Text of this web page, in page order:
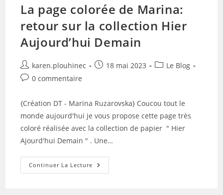
La page colorée de Marina:
retour sur la collection Hier
Aujourd’hui Demain
Auteur/autrice
de
karen.plouhinec
Publication
18 mai 2023
PostLe Blog
Commentaires
publication :
0 commentaire
{Création DT - Marina Ruzarovska} Coucou tout le
monde aujourd'hui je vous propose cette page très
coloré réalisée avec la collection de papier " Hier
Ajourd'hui Demain " . Une…
Continuer La Lecture La
Page